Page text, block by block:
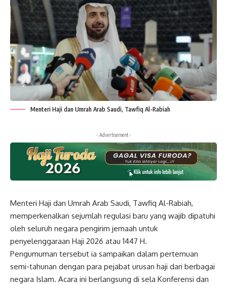
Menteri Haji dan Umrah Arab Saudi, Tawfiq Al-Rabiah
- Advertisement -
Menteri Haji dan Umrah Arab Saudi, Tawfiq Al-Rabiah,
memperkenalkan sejumlah regulasi baru yang wajib dipatuhi
oleh seluruh negara pengirim jemaah untuk
penyelenggaraan Haji 2026 atau 1447 H.
Pengumuman tersebut ia sampaikan dalam pertemuan
semi-tahunan dengan para pejabat urusan haji dari berbagai
negara Islam. Acara ini berlangsung di sela Konferensi dan